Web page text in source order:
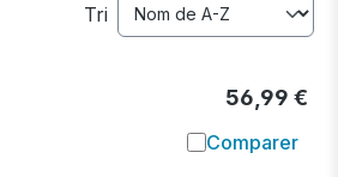
Tri
56,99 €
Comparer
Ajouter à